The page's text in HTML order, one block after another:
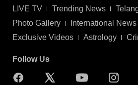
LIVE TV Trending News
Photo Gallery
International News
Exclusive Videos
Astrology
Follow Us